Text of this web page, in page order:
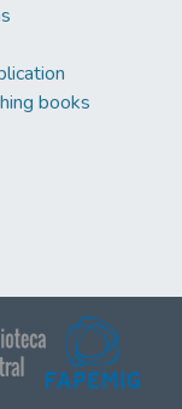
books